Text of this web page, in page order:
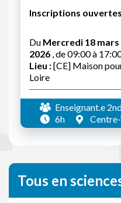
Inscriptions ouvertes
Du Mercredi 18 mars
2026 , de 09:00 à
Lieu :[CE] Maison
Loire
Enseignant.e
6h
Tous en